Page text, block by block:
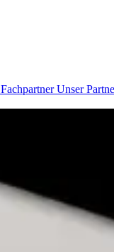
FachpartnerUnser